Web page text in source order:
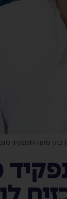
כהן מונה לתפקיד